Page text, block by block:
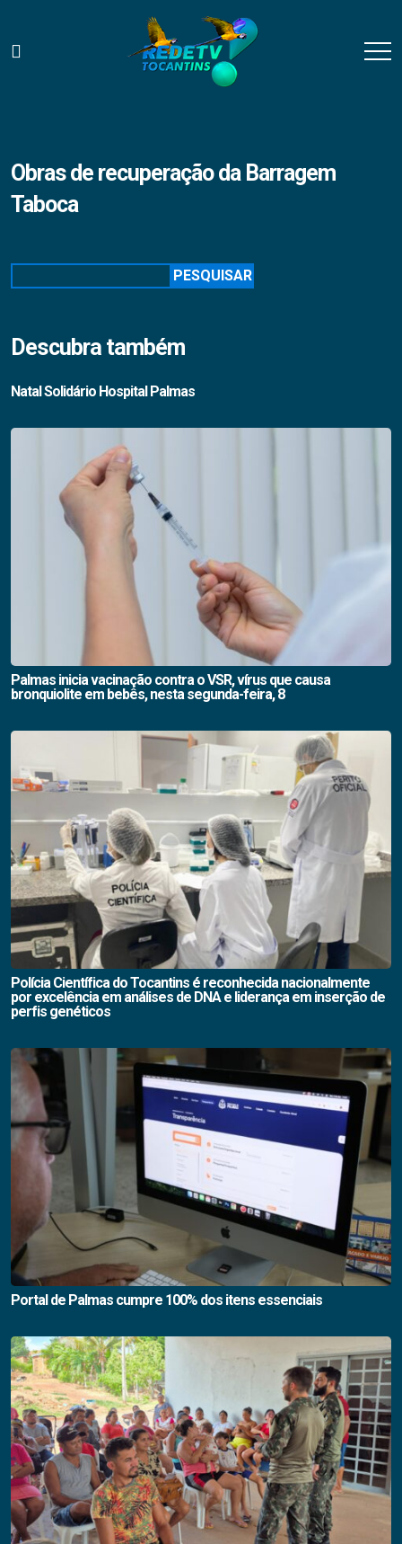
Obras de recuperação da Barragem
Taboca
PESQUISAR
Descubra também
Natal Solidário Hospital Palmas
Palmas inicia vacinação contra o VSR, vírus que causa
bronquiolite em bebês, nesta segunda-feira, 8
Polícia Científica do Tocantins é reconhecida nacionalmente
por excelência em análises de DNA e liderança em inserção de
perfis genéticos
Portal de Palmas cumpre 100% dos itens essenciais